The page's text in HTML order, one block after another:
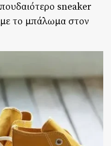
sneaker
το μπάλωμα στον